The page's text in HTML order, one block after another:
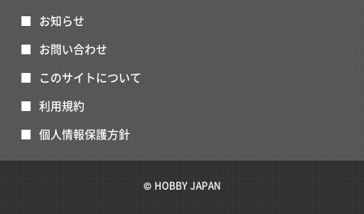
お知らせ
お問い合わせ
このサイトについて
利用規約
個人情報保護方針
© HOBBY JAPAN